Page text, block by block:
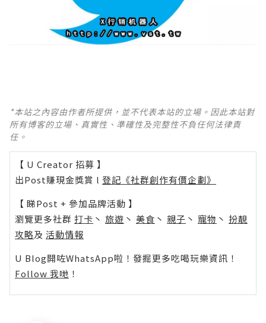
*本站之內容由作者所提供，並不代表本站的立場。因此本站對
所有博客的立場、真實性、準確性及完整性不負任何法律責
任。
【 U Creator 招募 】
出Post賺現金獎賞 l 登記《社群創作有價企劃》
【 睇Post + 參加品牌活動 】
瀏覽更多社群 打卡 丶 旅遊 丶 美食 丶 親子 丶 寵物 丶 扮靚
攻略及 活動情報
U Blog開咗WhatsApp啦！發掘更多吃喝玩樂資訊！
Follow 我哋 ！